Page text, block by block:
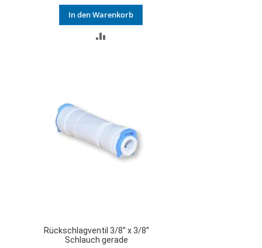
In den Warenkorb
Rückschlagventil 3/8'' x 3/8''
Schlauch gerade